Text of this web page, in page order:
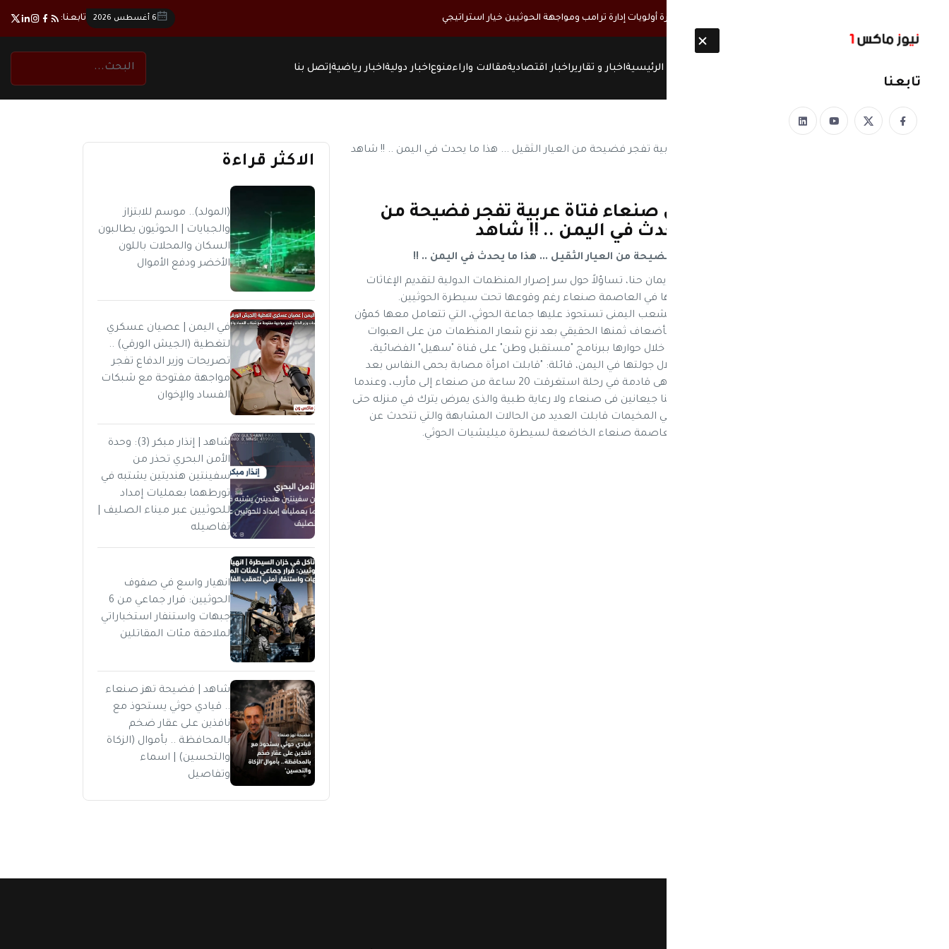
القائم بأعمال السفارة الأمريكية: اليمن في صدارة أولويات إدارة ترامب ومواجهة الحوثيين خيار استراتيجي 6 أغسطس 2026 تابعنا:
الرئيسيةاخبار و تقاريراخبار اقتصاديةمقالات واراءمنوعاخبار دوليةاخبار رياضيةإتصل بنا
تابعنا
بالصورة.. بعد عودتها من صنعاء فتاة عربية تفجر فضيحة من
العيار الثقيل ... هذا ما يحدث في اليمن .. !! شاهد
بعد عودتها من صنعاء فتاة عربية تفجر فضيحة من العيار الثقيل ... هذا ما يحدث في اليمن .. !!
نيوز ماكس ون: وجهت الصحفية المصرية إيمان حنا، تساؤلاً حول سر إصرار المنظمات الدولية لتقديم الإغاثات
الغذائية والطبية والإنسانية، على إبقاء مقرها في العاصمة صنعاء رغم وقوعها تحت سيطرة الحوثيين.
وأوضحت أن الإعانات والإغاثات التي ترسل للشعب اليمنى تستحوذ عليها جماعة الحوثي، التي تتعامل معها كمؤن
للحرب، أو تقوم ببيعها في السوق السوداء بأضعاف ثمنها الحقيقي بعد نزع شعار المنظمات من على العبوات
وصناديق الاغاثة والمواد الطبية. وروت حنا، خلال حوارها ببرنامج "مستقبل وطن" على قناة "سهيل" الفضائية،
قصة إحدى الحالات الإنسانية التي قابلتها خلال جولتها في اليمن، قائلة: "قابلت امرأة مصابة بحمى النفاس بعد
الولادة وعلى يدها مولود عمره أيام، مريض، وهى قادمة في رحلة استغرقت 20 ساعة من صنعاء إلى مأرب، وعندما
سألتها عن سبب عدم الانتظار، كان ردها: "إحنا جيعانين فى صنعاء ولا رعاية طبية والذى يمرض يترك في منزله حتى
الموت". وأكدت إيمان حنا، أنه خلال جولتها في المخيمات قابلت العديد من الحالات المشابهة والتي تتحدث عن
المعاناة التي يواجهها المواطن اليمنى في العاصمة صنعاء الخاضعة لسيطرة ميليشيات الحوثي.
الاكثر قراءة
(المولد).. موسم للابتزاز
والجبايات | الحوثيون يطالبون
السكان والمحلات باللون
الأخضر ودفع الأموال
في اليمن | عصيان عسكري
لتغطية (الجيش الورقي) ..
تصريحات وزير الدفاع تفجر
مواجهة مفتوحة مع شبكات
الفساد والإخوان
شاهد | إنذار مبكر (3): وحدة
الأمن البحري تحذر من
سفينتين هنديتين يشتبه في
تورطهما بعمليات إمداد
للحوثيين عبر ميناء الصليف |
تفاصيله
انهيار واسع في صفوف
الحوثيين: فرار جماعي من 6
جبهات واستنفار استخباراتي
لملاحقة مئات المقاتلين
شاهد | فضيحة تهز صنعاء
.. قيادي حوثي يستحوذ مع
نافذين على عقار ضخم
بالمحافظة .. بأموال (الزكاة
والتحسين) | اسماء
وتفاصيل